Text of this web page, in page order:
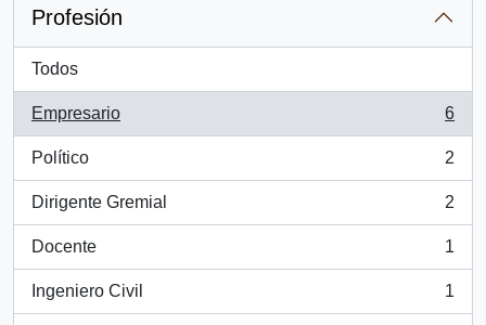
Profesión
Todos
Empresario
, 6 resultados
6
Político
, 2 resultados
2
Dirigente Gremial
, 2 resultados
2
Docente
, 1 resultados
1
Ingeniero Civil
, 1 resultados
1